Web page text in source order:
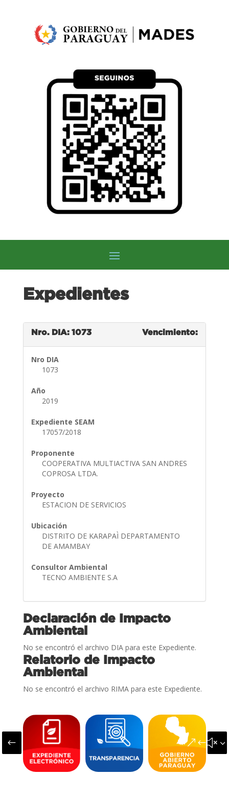
Expedientes
Nro. DIA: 1073 Vencimiento:
Nro DIA
1073
Año
2019
Expediente SEAM
17057/2018
Proponente
COOPERATIVA MULTIACTIVA SAN ANDRES
COPROSA LTDA.
Proyecto
ESTACION DE SERVICIOS
Ubicación
DISTRITO DE KARAPAÌ DEPARTAMENTO
DE AMAMBAY
Consultor Ambiental
TECNO AMBIENTE S.A
Declaración de Impacto
Ambiental
No se encontró el archivo DIA para este Expediente.
Relatorio de Impacto
Ambiental
No se encontró el archivo RIMA para este Expediente.
#